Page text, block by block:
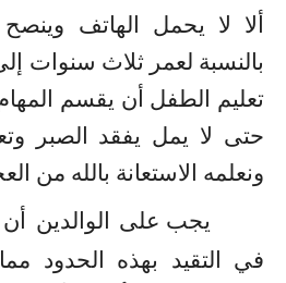
ألا لا يحمل الهاتف
بالنسبة لعمر ثلاث
تعليم الطفل أن يقسم
حتى لا يمل يفقد الصبر
ونعلمه الاستعانة بالله من
يجب على الوالدين
في التقيد بهذه الحدود